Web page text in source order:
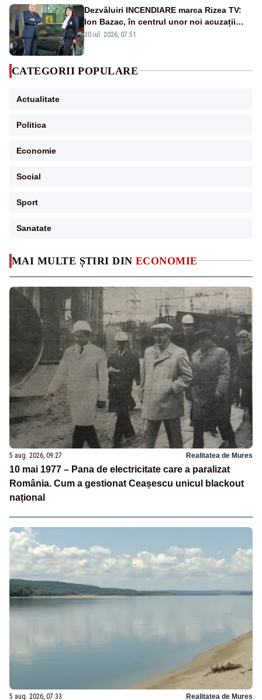
MAI MULTE ȘTIRI DIN ECONOMIE
5 aug. 2026, 09:27 Realitatea de Mures
10 mai 1977 – Pana de electricitate care a paralizat
România. Cum a gestionat Ceașescu unicul blackout
național
5 aug. 2026, 07:33 Realitatea de Mures
Dezvăluiri INCENDIARE marca Rizea TV:
Ion Bazac, în centrul unor noi acuzații
publice
30 iul. 2026, 07:51
CATEGORII POPULARE
Actualitate
Politica
Economie
Social
Sport
Sanatate